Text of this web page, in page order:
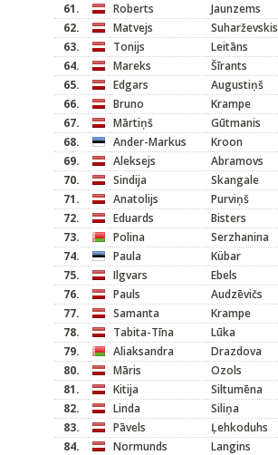
61.
Roberts Jaunzems
62.
Matvejs Suharževskis
63.
Tonijs Leitāns
64.
Mareks Šīrants
65.
Edgars Augustiņš
66.
Bruno
Krampe
67.
Mārtiņš Gūtmanis
68.
Ander-Markus Kroon
69.
Aleksejs Abramovs
70.
Sindija Skangale
71.
Anatolijs
Purviņš
72.
Eduards Bisters
73.
Polina
Serzhanina
74.
Paula Kübar
75.
Ilgvars
Ebels
76.
Pauls Audzēvičs
77.
Samanta Krampe
78.
Tabita-Tīna Lūka
79.
Aliaksandra Drazdova
80.
Māris Ozols
81.
Kitija Siltumēna
82.
Linda Siliņa
83.
Pāvels Ļehkoduhs
84.
Normunds Langins